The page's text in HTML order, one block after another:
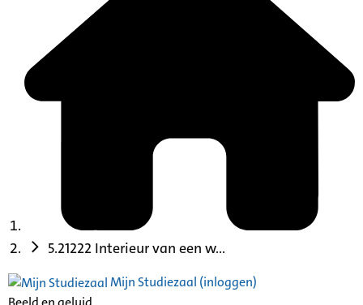
5.21222 Interieur van een w...
Mijn Studiezaal (inloggen)